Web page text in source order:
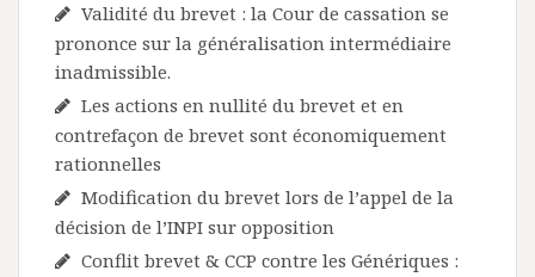
Validité du brevet : la Cour de cassation se
prononce sur la généralisation intermédiaire
inadmissible.
Les actions en nullité du brevet et en
contrefaçon de brevet sont économiquement
rationnelles
Modification du brevet lors de l’appel de la
décision de l’INPI sur opposition
Conflit brevet & CCP contre les Génériques :